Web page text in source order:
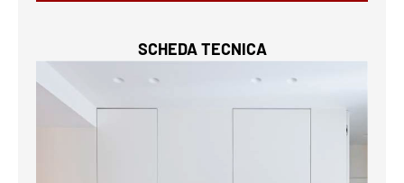
SCHEDA TECNICA